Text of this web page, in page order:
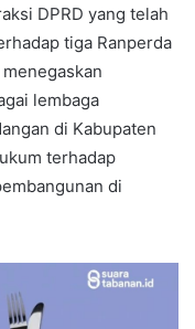
DPRD yang telah
tiga Ranperda
lembaga
di Kabupaten
terhadap
di